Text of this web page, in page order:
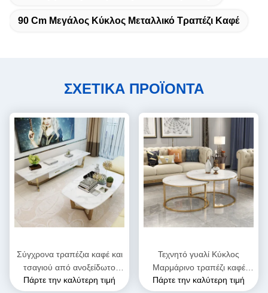
90 Cm Μεγάλος Κύκλος Μεταλλικό Τραπέζι Καφέ
ΣΧΕΤΙΚΑ ΠΡΟΪΟΝΤΑ
Σύγχρονα τραπέζια καφέ και
τσαγιού από ανοξείδωτο
χάλυβα
Πάρτε την καλύτερη τιμή
Τεχνητό γυαλί Κύκλος
Μαρμάρινο τραπέζι καφέ
Ματ φινίρισμα
Πάρτε την καλύτερη τιμή